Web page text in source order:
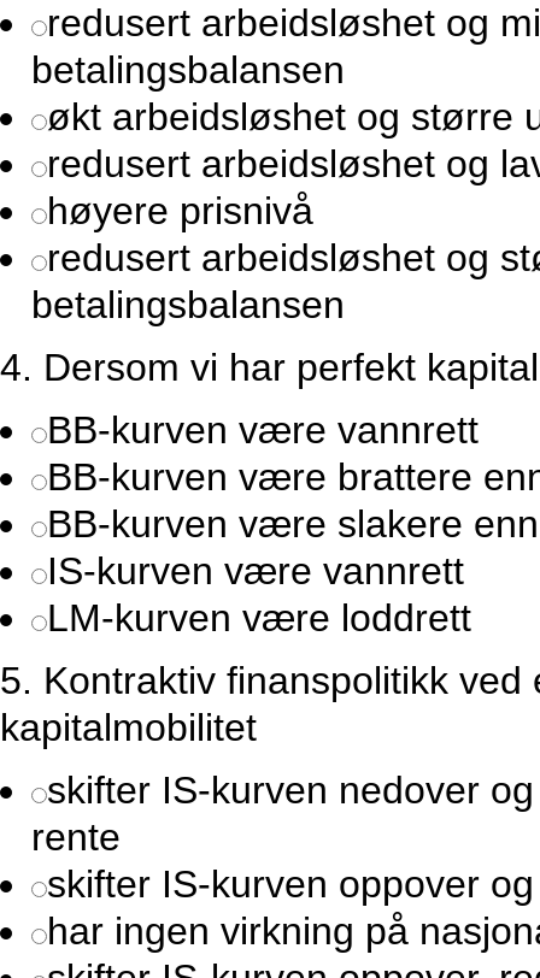
redusert arbeidsløshet og
betalingsbalansen
økt arbeidsløshet og større
redusert arbeidsløshet og
høyere prisnivå
redusert arbeidsløshet og
betalingsbalansen
4. Dersom vi har perfekt
BB-kurven være vannrett
BB-kurven være brattere
BB-kurven være slakere
IS-kurven være vannrett
LM-kurven være loddrett
5. Kontraktiv finanspolitikk
kapitalmobilitet
skifter IS-kurven nedover
rente
skifter IS-kurven oppover
har ingen virkning på